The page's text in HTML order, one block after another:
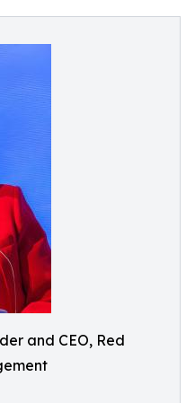
and CEO, Red